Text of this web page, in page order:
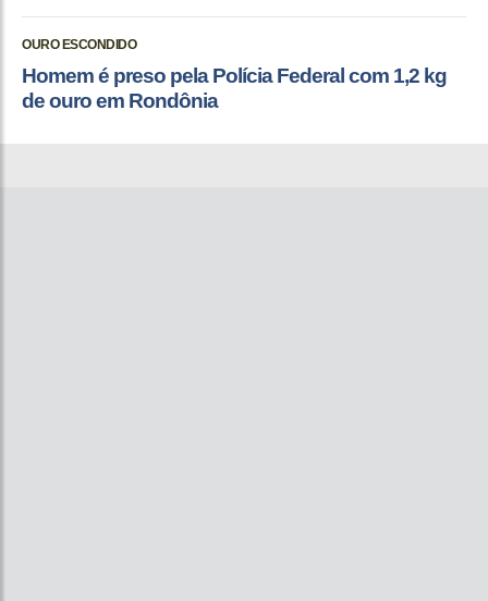
OURO ESCONDIDO
Homem é preso pela Polícia Federal com 1,2 kg
de ouro em Rondônia